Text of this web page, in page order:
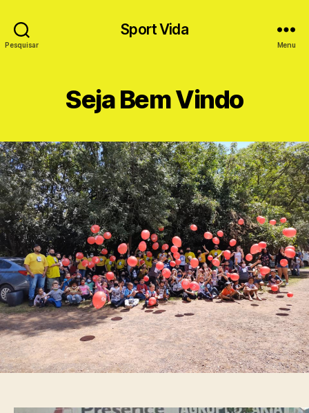
Pesquisar
Sport Vida
Menu
Seja Bem Vindo